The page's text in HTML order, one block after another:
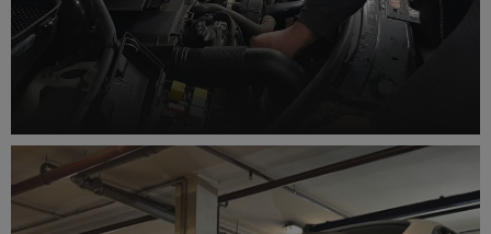
Замена масла ДВС